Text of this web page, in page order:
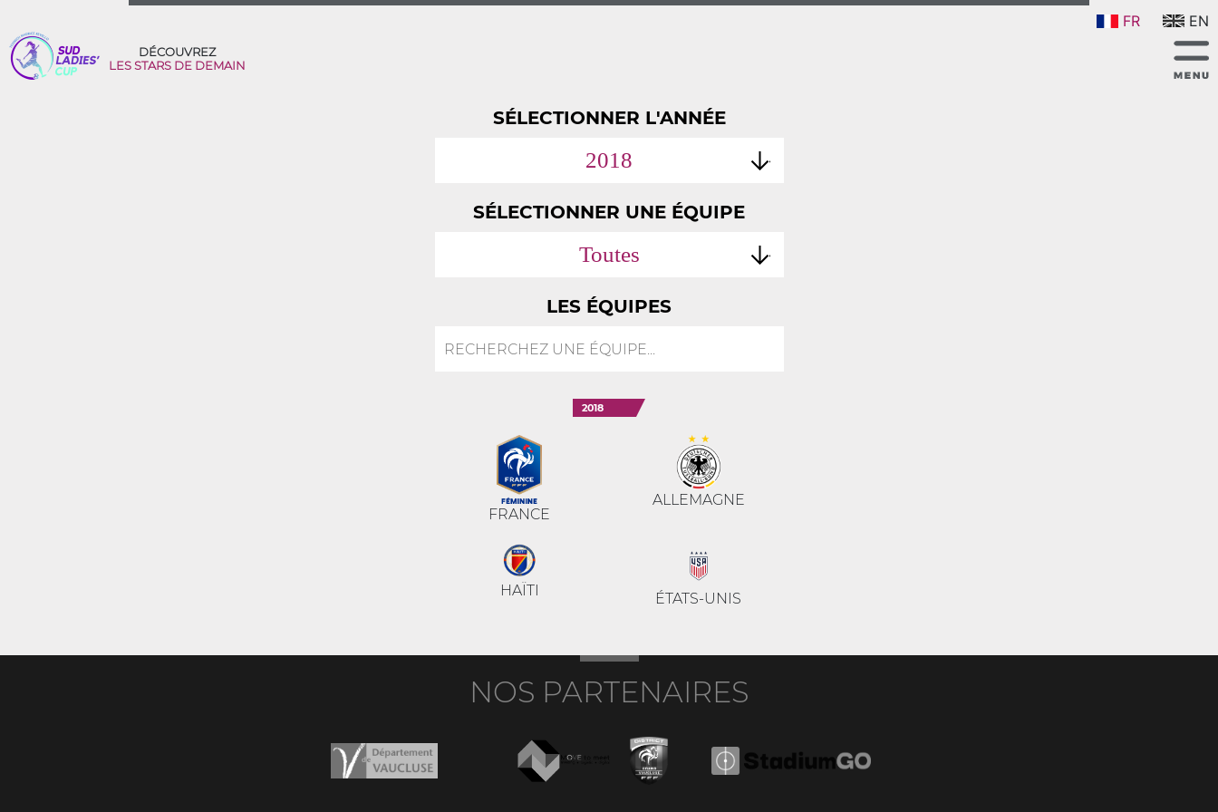
FR EN
DÉCOUVREZ
LES STARS DE DEMAIN
SÉLECTIONNER L'ANNÉE
2018
SÉLECTIONNER UNE ÉQUIPE
Toutes
LES ÉQUIPES
2018
FRANCE
ALLEMAGNE
HAÏTI ÉTATS-UNIS
NOS PARTENAIRES